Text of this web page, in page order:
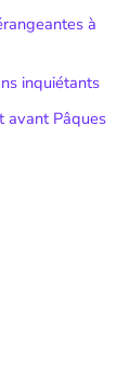
à
inquiétants
avant Pâques